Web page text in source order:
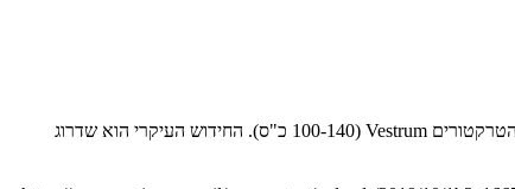
עוד יעילות למערכת הגיר הרציף מבטיחה נוחות משופרת בעבודה וחיסכון בצריכת הדלק CASE Vestrum CVXDrive קייס (CASE) משדרגת את סדרת הטרקטורים Vestrum (100-140 כ"ס). החידוש העיקרי הוא שדרוג